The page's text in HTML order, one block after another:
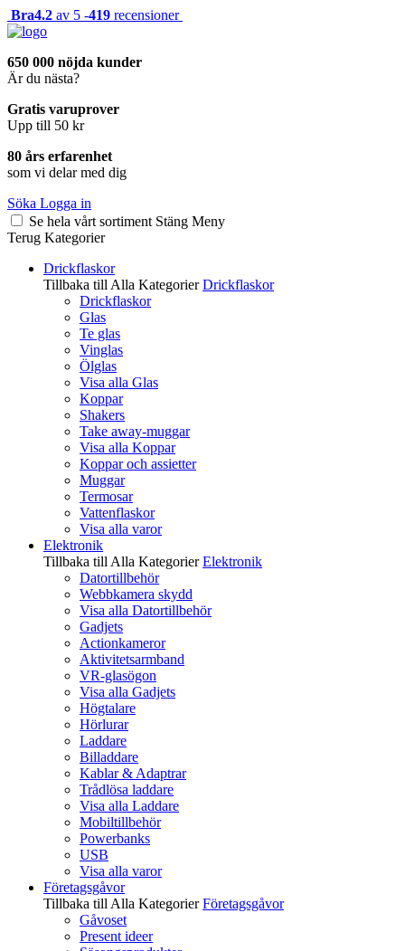
Bra4.2 av 5 -419 recensioner
650 000 nöjda kunder
Är du nästa?
Gratis varuprover
Upp till 50 kr
80 års erfarenhet
som vi delar med dig
Söka Logga in
Se hela vårt sortiment Stäng Meny
Terug Kategorier
Drickflaskor
Tillbaka till Alla Kategorier Drickflaskor
Drickflaskor
Glas
Te glas
Vinglas
Ölglas
Visa alla Glas
Koppar
Shakers
Take away-muggar
Visa alla Koppar
Koppar och assietter
Muggar
Termosar
Vattenflaskor
Visa alla varor
Elektronik
Tillbaka till Alla Kategorier Elektronik
Datortillbehör
Webbkamera skydd
Visa alla Datortillbehör
Gadjets
Actionkameror
Aktivitetsarmband
VR-glasögon
Visa alla Gadjets
Högtalare
Hörlurar
Laddare
Billaddare
Kablar & Adaptrar
Trådlösa laddare
Visa alla Laddare
Mobiltillbehör
Powerbanks
USB
Visa alla varor
Företagsgåvor
Tillbaka till Alla Kategorier Företagsgåvor
Gåvoset
Present ideer